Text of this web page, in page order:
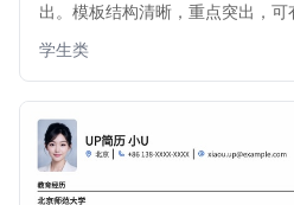
出。模板结构清晰，重点突出，可
学习委员、生活委员等各类班委
且富有吸引力的班委竞选简历。
学生类